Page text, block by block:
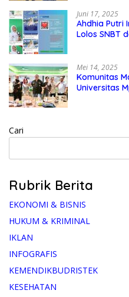
Juni 17, 2025
Ahdhia Putri
Lolos SNBT
Mei 14, 2025
Komunitas
Universitas
Cari
Rubrik Berita
EKONOMI & BISNIS
HUKUM & KRIMINAL
IKLAN
INFOGRAFIS
KEMENDIKBUDRISTEK
KESEHATAN